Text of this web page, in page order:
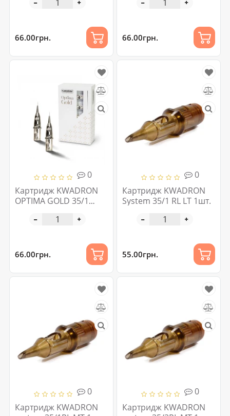
66.00грн. 66.00грн.
0
Картридж KWADRON
OPTIMA GOLD 35/1
66.00грн.
0
Картридж KWADRON
System 35/1 RL LT 1шт.
55.00грн.
0
Картридж KWADRON
0
Картридж KWADRON